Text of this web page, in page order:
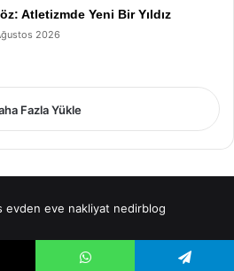
Atletizmde Yeni Bir Yıldız
2026
Fazla Yükle
evden eve nakliyat nedirblog